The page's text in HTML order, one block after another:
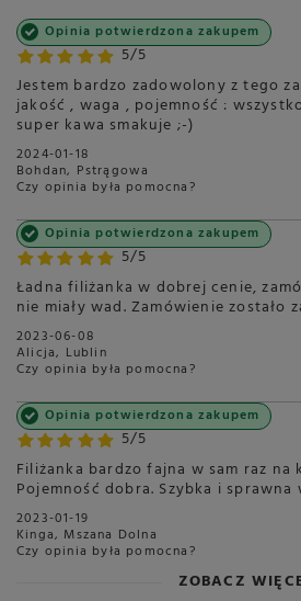
5/5
Opinia potwierdzona zakupem
Jestem bardzo zadowolony z tego
jakość , waga , pojemność :
super kawa smakuje ;-)
2024-01-18
Bohdan, Pstrągowa
Czy opinia była pomocna?
5/5
Opinia potwierdzona zakupem
Ładna filiżanka w dobrej cenie,
nie miały wad. Zamówienie zostało
2023-06-08
Alicja, Lublin
Czy opinia była pomocna?
5/5
Opinia potwierdzona zakupem
Filiżanka bardzo fajna w sam raz na
Pojemność dobra. Szybka i sprawna
2023-01-19
Kinga, Mszana Dolna
Czy opinia była pomocna?
ZOBACZ